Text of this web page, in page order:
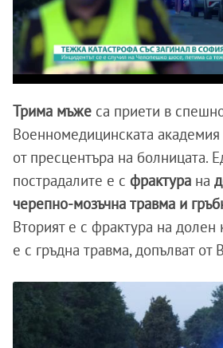
Трима мъже са приети в
Военномедицинската
от пресцентъра на болницата.
пострадалите е с фрактура на
черепно-мозъчна травма и
Вторият е с фрактура на долен
е с гръдна травма, допълват от